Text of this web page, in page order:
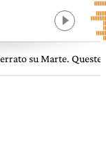
su Marte.